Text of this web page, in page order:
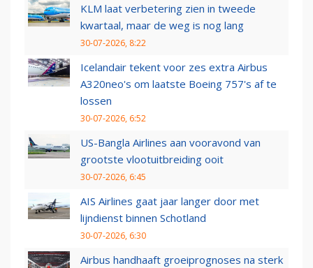
KLM laat verbetering zien in tweede
kwartaal, maar de weg is nog lang
30-07-2026, 8:22
Icelandair tekent voor zes extra Airbus
A320neo's om laatste Boeing 757's af te
lossen
30-07-2026, 6:52
US-Bangla Airlines aan vooravond van
grootste vlootuitbreiding ooit
30-07-2026, 6:45
AIS Airlines gaat jaar langer door met
lijndienst binnen Schotland
30-07-2026, 6:30
Airbus handhaaft groeiprognoses na sterk